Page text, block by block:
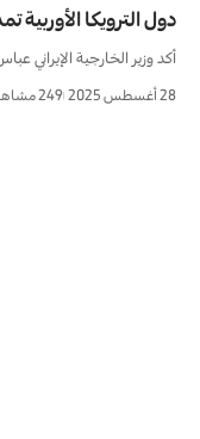
دول الترويكا الأوربية
أكد وزير الخارجية الإيراني
28 أغسطس 2025 249 مشاهدات